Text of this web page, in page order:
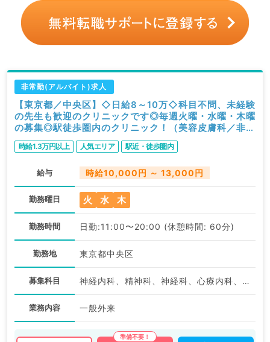
非常勤(アルバイト)求人
【東京都／中央区】◇日給8～10万◇科目不問、未経験
の先生も歓迎のクリニックです◎毎週火曜・水曜・木曜
の募集◎駅徒歩圏内のクリニック！（美容皮膚科／非常
勤）
時給1.3万円以上 人気エリア 駅近・徒歩圏内
給与 時給10,000円 ～ 13,000円
勤務曜日 火 水 木
勤務時間 日勤:11:00〜20:00 (休憩時間: 60分)
勤務地 東京都中央区
募集科目 神経内科、精神科、神経科、心療内科、アレルギー科、リウマチ科、小児科、整形外科、形成外科、美容外科、脳神経外科、呼吸器外科、心臓血管外科、小児外科、皮膚科、泌尿器科、産婦人科、産科、婦人科、眼科、耳鼻咽喉科、気管食道科、放射線科、リハビリテーション科、麻酔科、人工透析科、緩和ケア科、一般内科、循環器内科、呼吸器内科、消化器内科、内分泌・代謝内科、腎臓内科、老年内科、血液内科、外科系全般、一般外科、消化器外科、乳腺外科、総合診療科、美容皮膚科、健診・人間ドック、救急科・ＩＣＵ、病理科、膠原病科、スポーツ整形外科、大腸・肛門外科
業務内容 一般外来